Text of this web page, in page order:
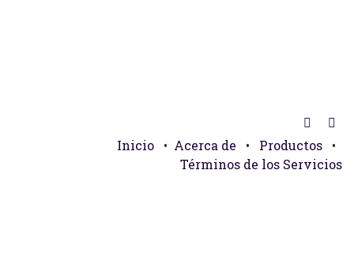
Inicio • Acerca de • Productos
•
Términos de los Servicios